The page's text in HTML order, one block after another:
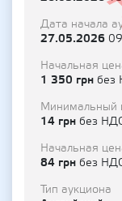
Дата начала
27.05.2026
Начальная
1 350 грн без
Минимальный
14 грн без
Начальная
84 грн без
Тип аукциона